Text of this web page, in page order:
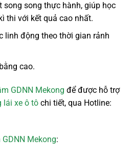
song song thực hành, giúp học
thi với kết quả cao nhất.
linh động theo thời gian rảnh
cao.
GDNN Mekong để được hỗ trợ
lái xe ô tô chi tiết, qua Hotline:
Mekong: